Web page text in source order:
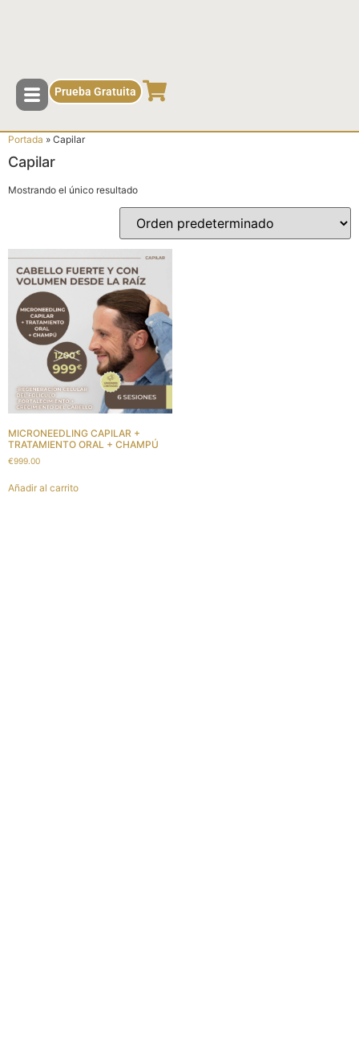
Prueba Gratuita
Portada » Capilar
Capilar
Mostrando el único resultado
MICRONEEDLING CAPILAR +
TRATAMIENTO ORAL + CHAMPÚ
€999.00
Añadir al carrito